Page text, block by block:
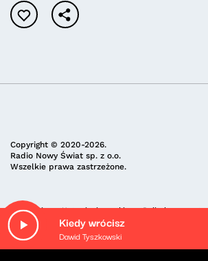
Kiedy wrócisz
Dawid Tyszkowski
Copyright © 2020-2026.
Radio Nowy Świat sp. z o.o.
Wszelkie prawa zastrzeżone.
Regulamin Ustawienia cookie Polityka